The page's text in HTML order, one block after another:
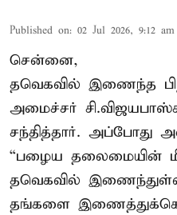
Published on: 02 Jul 2026, 9:12 am
சென்னை,
தவெகவில் இணைந்த
அமைச்சர்
சந்தித்தார். அப்போது
“பழைய தலைமையின்
தவெகவில்
தங்களை